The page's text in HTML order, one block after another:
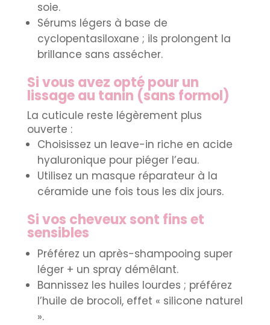
soie.
Sérums légers à base de
cyclopentasiloxane ; ils prolongent la
brillance sans assécher.
Si vous avez opté pour un
lissage au tanin (sans formol)
La cuticule reste légèrement plus
ouverte :
Choisissez un leave-in riche en acide
hyaluronique pour piéger l’eau.
Utilisez un masque réparateur à la
céramide une fois tous les dix jours.
Si vos cheveux sont fins et
sensibles
Préférez un après-shampooing super
léger + un spray démêlant.
Bannissez les huiles lourdes ; préférez
l’huile de brocoli, effet « silicone naturel
».